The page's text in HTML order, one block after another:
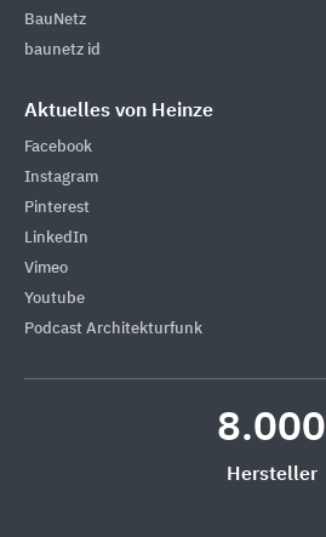
BauNetz
baunetz id
Aktuelles von Heinze
Facebook
Instagram
Pinterest
LinkedIn
Vimeo
Youtube
Podcast Architekturfunk
8.000
Hersteller